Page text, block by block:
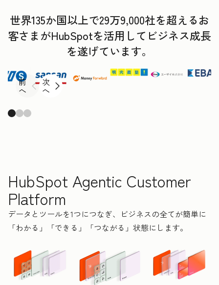
世界135か国以上で29万9,000社を超えるお
客さまがHubSpotを活用してビジネス成長
を遂げています。
前
へ
次
へ
HubSpot Agentic Customer
Platform
データとツールを1つにつなぎ、ビジネスの全てが簡単に
「わかる」「できる」「つながる」状態にします。